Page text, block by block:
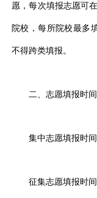
愿，每次填报志愿可
院校，每所院校最多
不得跨类填报。
二、志愿填报时间
集中志愿填报时间
征集志愿填报时间